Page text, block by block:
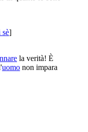
sè]
la verità! È
uomo non impara